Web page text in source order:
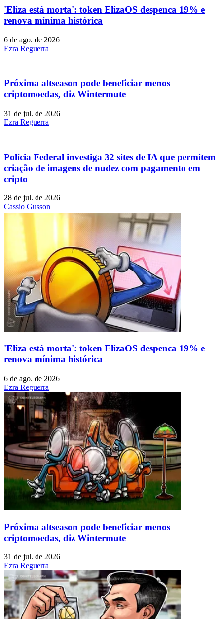
'Eliza está morta': token ElizaOS despenca 19% e
renova mínima histórica
6 de ago. de 2026
Ezra Reguerra
Próxima altseason pode beneficiar menos
criptomoedas, diz Wintermute
31 de jul. de 2026
Ezra Reguerra
Polícia Federal investiga 32 sites de IA que permitem
criação de imagens de nudez com pagamento em
cripto
28 de jul. de 2026
Cassio Gusson
'Eliza está morta': token ElizaOS despenca 19% e
renova mínima histórica
6 de ago. de 2026
Ezra Reguerra
Próxima altseason pode beneficiar menos
criptomoedas, diz Wintermute
31 de jul. de 2026
Ezra Reguerra